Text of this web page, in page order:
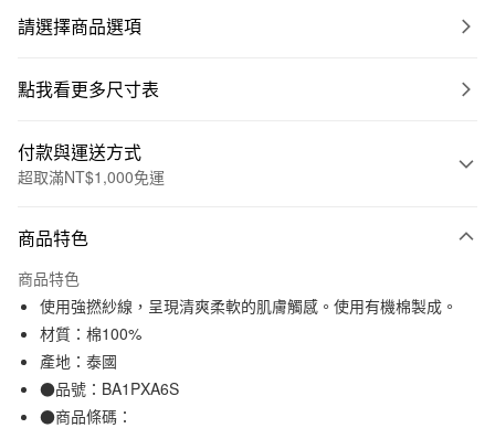
請選擇商品選項
點我看更多尺寸表
付款與運送方式
超取滿NT$1,000免運
信用卡一次付款
信用卡分期付款
3 期 0 利率 每期
合作金庫商業銀行
華南商業銀行
上海商業儲蓄銀行
超商取貨付款
LINE Pay
商品特色
商品特色
使用強撚紗線，呈現清爽柔軟的肌膚觸感。使用有機棉製成。
材質：棉100%
產地：泰國
●品號：BA1PXA6S
●商品條碼：